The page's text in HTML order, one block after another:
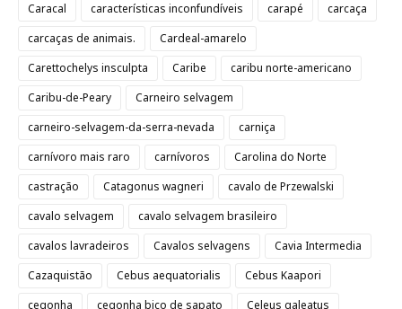
Caracal
características inconfundíveis carapé
carcaça
carcaças de animais.
Cardeal-amarelo
Carettochelys insculpta
Caribe
caribu norte-americano
Caribu-de-Peary
Carneiro selvagem
carneiro-selvagem-da-serra-nevada
carniça
carnívoro mais raro
carnívoros
Carolina do Norte
castração
Catagonus wagneri
cavalo de Przewalski
cavalo selvagem
cavalo selvagem brasileiro
cavalos lavradeiros
Cavalos selvagens
Cavia Intermedia
Cazaquistão
Cebus aequatorialis
Cebus Kaapori
cegonha
cegonha bico de sapato Celeus galeatus